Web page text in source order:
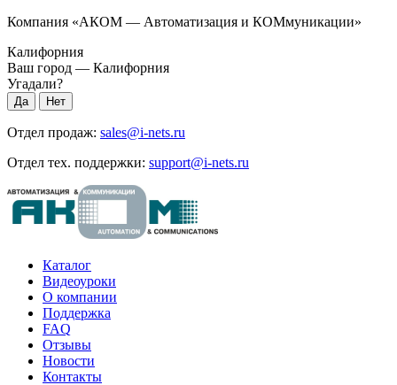
Компания «АКОМ — Автоматизация и КОМмуникации»
Калифорния
Ваш город — Калифорния
Угадали?
Отдел продаж: sales@i-nets.ru
Отдел тех. поддержки: support@i-nets.ru
Каталог
Видеоуроки
О компании
Поддержка
FAQ
Отзывы
Новости
Контакты